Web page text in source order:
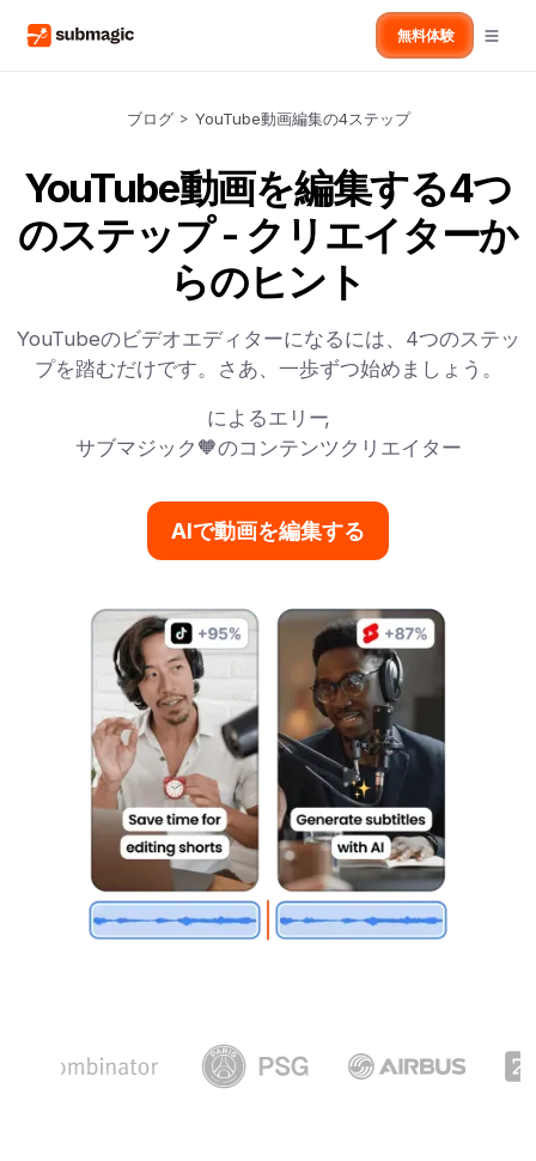
無料体験
ブログ > YouTube動画編集の4ステップ
YouTube動画を編集する4つ
のステップ - クリエイターか
らのヒント
YouTubeのビデオエディターになるには、4つのステッ
プを踏むだけです。さあ、一歩ずつ始めましょう。
によるエリー,
サブマジック🧡のコンテンツクリエイター
AIで動画を編集する